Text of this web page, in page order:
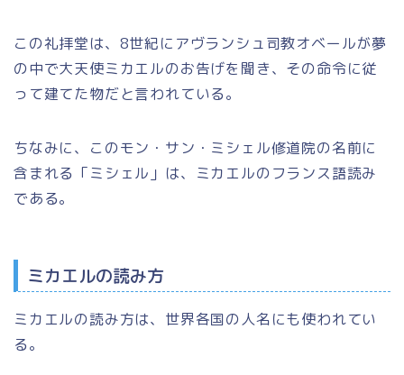
この礼拝堂は、8世紀に アヴランシュ司教オベールが夢
の中で大天使ミカエルのお告げを聞き、その命令に従
って建てた物だと言われている。
ちなみに、このモン・サン・ミシェル修道院の名前に
含まれる 「ミシェル」 は、
ミカエルのフランス語読み
である。
ミカエルの読み方
ミカエルの読み方は、世界各国の人名にも使われてい
る。